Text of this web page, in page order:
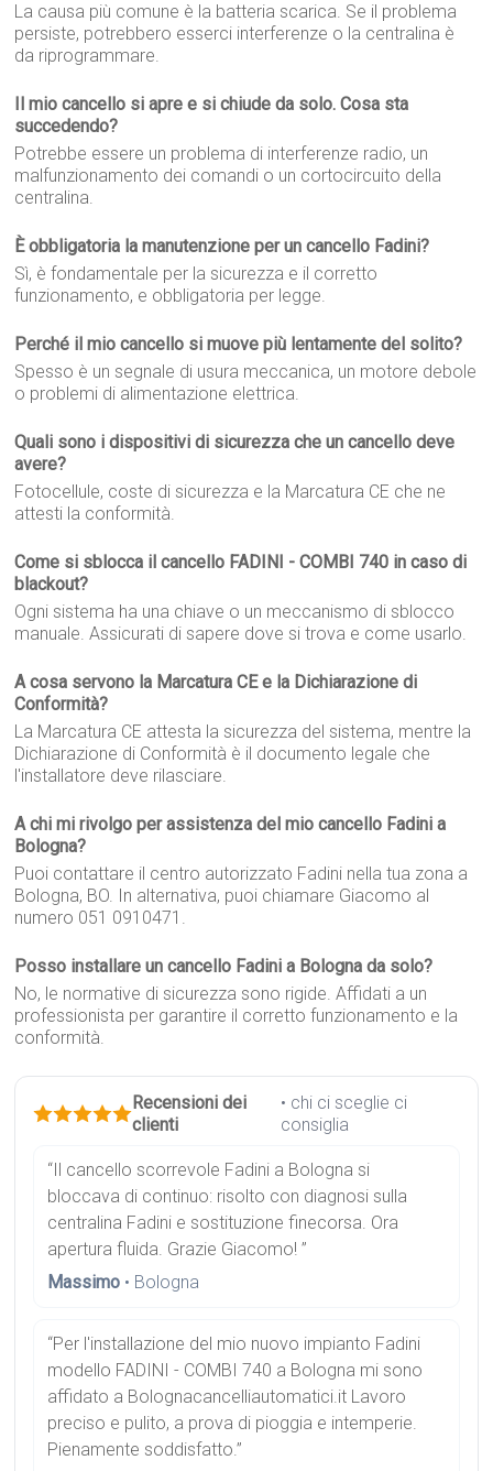
La causa più comune è la batteria scarica. Se il problema
persiste, potrebbero esserci interferenze o la centralina è
da riprogrammare.
Il mio cancello si apre e si chiude da solo. Cosa sta
succedendo?
Potrebbe essere un problema di interferenze radio, un
malfunzionamento dei comandi o un cortocircuito della
centralina.
È obbligatoria la manutenzione per un cancello Fadini?
Sì, è fondamentale per la sicurezza e il corretto
funzionamento, e obbligatoria per legge.
Perché il mio cancello si muove più lentamente del solito?
Spesso è un segnale di usura meccanica, un motore debole
o problemi di alimentazione elettrica.
Quali sono i dispositivi di sicurezza che un cancello deve
avere?
Fotocellule, coste di sicurezza e la Marcatura CE che ne
attesti la conformità.
Come si sblocca il cancello FADINI - COMBI 740 in caso di
blackout?
Ogni sistema ha una chiave o un meccanismo di sblocco
manuale. Assicurati di sapere dove si trova e come usarlo.
A cosa servono la Marcatura CE e la Dichiarazione di
Conformità?
La Marcatura CE attesta la sicurezza del sistema, mentre la
Dichiarazione di Conformità è il documento legale che
l'installatore deve rilasciare.
A chi mi rivolgo per assistenza del mio cancello Fadini a
Bologna?
Puoi contattare il centro autorizzato Fadini nella tua zona a
Bologna, BO. In alternativa, puoi chiamare Giacomo al
numero 051 0910471.
Posso installare un cancello Fadini a Bologna da solo?
No, le normative di sicurezza sono rigide. Affidati a un
professionista per garantire il corretto funzionamento e la
conformità.
Recensioni dei
clienti
• chi ci sceglie ci
consiglia
“Il cancello scorrevole Fadini a Bologna si
bloccava di continuo: risolto con diagnosi sulla
centralina Fadini e sostituzione finecorsa. Ora
apertura fluida. Grazie Giacomo! ”
Massimo • Bologna
“Per l'installazione del mio nuovo impianto Fadini
modello FADINI - COMBI 740 a Bologna mi sono
affidato a Bolognacancelliautomatici.it Lavoro
preciso e pulito, a prova di pioggia e intemperie.
Pienamente soddisfatto.”